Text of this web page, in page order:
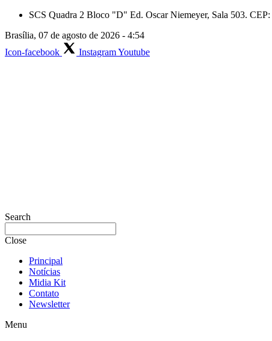
Skip
content
SCS Quadra 2 Bloco "D" Ed. Oscar Niemeyer, Sala 503.
Brasília, 07 de agosto de 2026 - 4:54
Icon-facebook
InstagramYoutube
Search
Close
Principal
Notícias
Midia Kit
Contato
Newsletter
Menu